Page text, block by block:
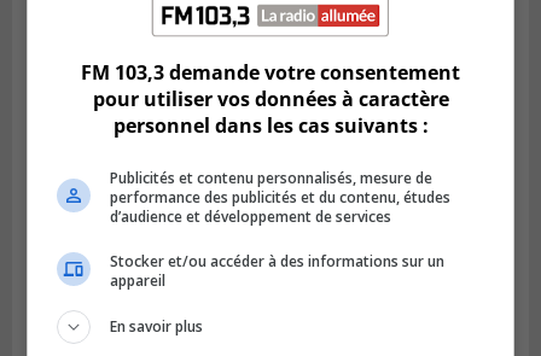
Publié le 6 juillet 2026 à 11h18
Climat Québec dévoile deux candidats
pour l’Agglomération
FM 103,3 demande votre consentement
pour utiliser vos données à caractère
personnel dans les cas suivants :
Publicités et contenu personnalisés, mesure de
performance des publicités et du contenu, études
d’audience et développement de services
Stocker et/ou accéder à des informations sur un
appareil
En savoir plus